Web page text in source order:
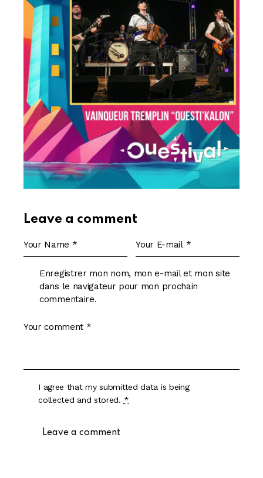
Leave a comment
Enregistrer mon nom, mon e-mail et mon site
dans le navigateur pour mon prochain
commentaire.
I agree that my submitted data is being
collected and stored. *